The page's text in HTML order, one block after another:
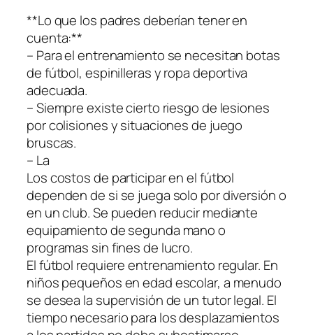
**Lo que los padres deberían tener en
cuenta:**
– Para el entrenamiento se necesitan botas
de fútbol, espinilleras y ropa deportiva
adecuada.
– Siempre existe cierto riesgo de lesiones
por colisiones y situaciones de juego
bruscas.
– La
Los costos de participar en el fútbol
dependen de si se juega solo por diversión o
en un club. Se pueden reducir mediante
equipamiento de segunda mano o
programas sin fines de lucro.
El fútbol requiere entrenamiento regular. En
niños pequeños en edad escolar, a menudo
se desea la supervisión de un tutor legal. El
tiempo necesario para los desplazamientos